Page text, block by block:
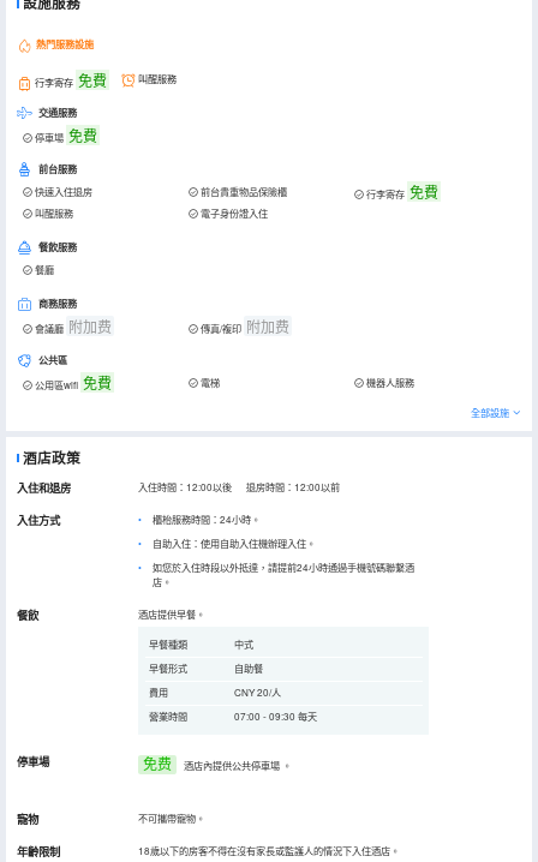
熱門服務設施
行李寄存 免費 叫醒服務
交通服務
停車場 免費
前台服務
快速入住退房 前台貴重物品保險櫃 行李寄存 免費
叫醒服務 電子身份證入住
餐飲服務
餐廳
商務服務
會議廳 附加费 傳真/複印 附加费
公共區
公用區wifi 免費 電梯 機器人服務
全部設施
酒店政策
入住和退房 入住時間：12:00以後 退房時間：12:00以前
入住方式
櫃枱服務時間：24小時。
自助入住：使用自助入住機辦理入住。
如您於入住時段以外抵達，請提前24小時通過手機號碼聯繫酒
店。
餐飲 酒店提供早餐。
早餐種類
中式
早餐形式
自助餐
費用
CNY 20/人
營業時間
07:00 - 09:30 每天
停車場 免费 酒店內提供公共停車場 。
寵物 不可攜帶寵物。
年齡限制 18歲以下的房客不得在沒有家長或監護人的情況下入住酒店。